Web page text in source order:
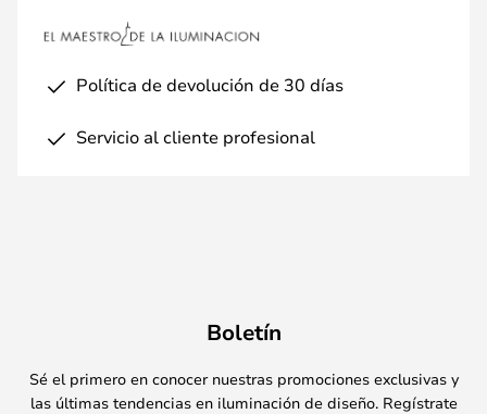
Política de devolución de 30 días
Servicio al cliente profesional
Boletín
Sé el primero en conocer nuestras promociones exclusivas y
las últimas tendencias en iluminación de diseño. Regístrate